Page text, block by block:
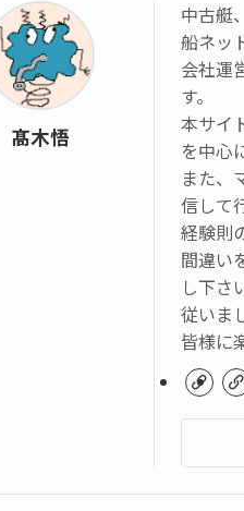
髙木悟
中古艇
船ネッ
会社運
す。
本サイ
を中心
また、
信して
経験則
間違い
し下さ
従いま
皆様に